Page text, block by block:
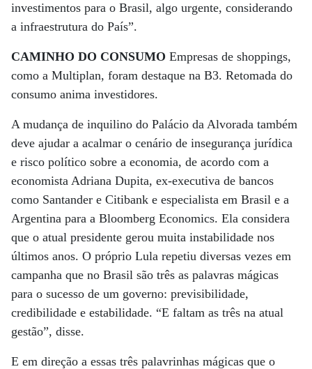
investimentos para o Brasil, algo urgente, considerando
a infraestrutura do País”.
CAMINHO DO CONSUMO Empresas de shoppings,
como a Multiplan, foram destaque na B3. Retomada do
consumo anima investidores.
A mudança de inquilino do Palácio da Alvorada também
deve ajudar a acalmar o cenário de insegurança jurídica
e risco político sobre a economia, de acordo com a
economista Adriana Dupita, ex-executiva de bancos
como Santander e Citibank e especialista em Brasil e a
Argentina para a Bloomberg Economics. Ela considera
que o atual presidente gerou muita instabilidade nos
últimos anos. O próprio Lula repetiu diversas vezes em
campanha que no Brasil são três as palavras mágicas
para o sucesso de um governo: previsibilidade,
credibilidade e estabilidade. “E faltam as três na atual
gestão”, disse.
E em direção a essas três palavrinhas mágicas que o